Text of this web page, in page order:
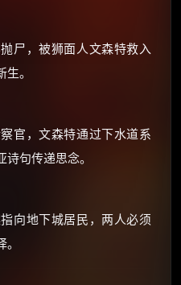
尸，被狮面人文森特救入
。
官，文森特通过下水道系
句传递思念。
向地下城居民，两人必须
，每日可领。
过 Ko-fi 赐茶